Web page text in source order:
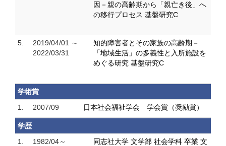
因－親の高齢期から「親亡き後」へ
の移行プロセス 基盤研究C
5.
2019/04/01 ～
2022/03/31
知的障害者とその家族の高齢期－
「地域生活」の多義性と入所施設を
めぐる研究 基盤研究C
学術賞
1.
2007/09 日本社会福祉学会 学会賞（奨励賞）
学歴
1.
1982/04～
同志社大学 文学部 社会学科 卒業 文